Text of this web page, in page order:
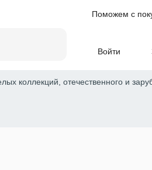
Поможем с
Войти
коллекций, отечественного и